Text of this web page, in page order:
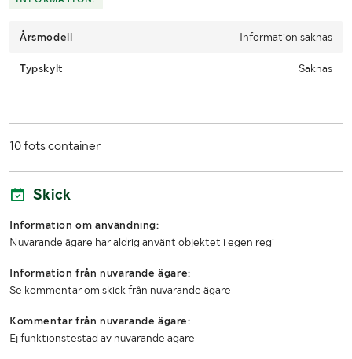
Årsmodell Information saknas
Typskylt Saknas
10 fots container
Skick
Information om användning:
Nuvarande ägare har aldrig använt objektet i egen regi
Information från nuvarande ägare:
Se kommentar om skick från nuvarande ägare
Kommentar från nuvarande ägare:
Ej funktionstestad av nuvarande ägare